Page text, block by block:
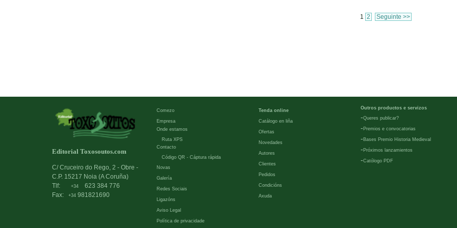
1 2 Seguinte >>
Editorial Toxosoutos.com
C/ Cruceiro do Rego, 2 - Obre -
C.P. 15217 Noia (A Coruña)
Tlf:
+34
623 384 776
Fax:
+34 981821690
Comezo
Empresa
Onde estamos
Ruta XPS
Contacto
Código QR - Cáptura rápida
Novas
Galería
Redes Sociais
Ligazóns
Aviso Legal
Política de privacidade
Tenda online
Catálogo en liña
Ofertas
Novedades
Autores
Clientes
Pedidos
Condicións
Axuda
Outros productos e servizos
-Queres publicar?
- Premios e convocatorias
- Bases Premio Historia Medieval
- Próximos lanzamientos
-Católogo PDF